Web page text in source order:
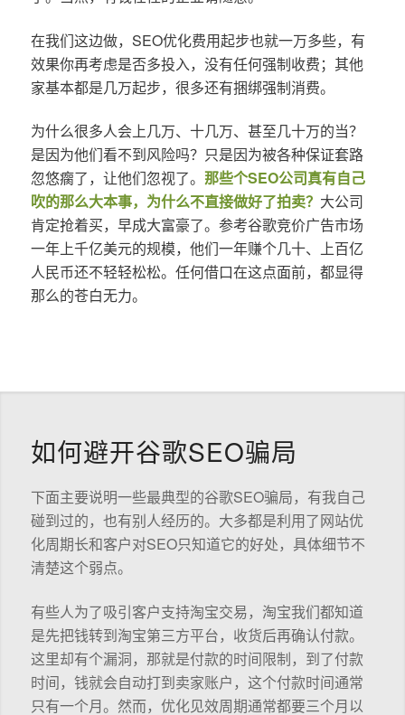
在我们这边做，SEO优化费用起步也就一万多些，有
效果你再考虑是否多投入，没有任何强制收费；其他
家基本都是几万起步，很多还有捆绑强制消费。
为什么很多人会上几万、十几万、甚至几十万的当？
是因为他们看不到风险吗？只是因为被各种保证套路
忽悠瘸了，让他们忽视了。 那些个SEO公司真有自己
吹的那么大本事，为什么不直接做好了拍卖？ 大公司
肯定抢着买，早成大富豪了。参考谷歌竞价广告市场
一年上千亿美元的规模，他们一年赚个几十、上百亿
人民币还不轻轻松松。任何借口在这点面前，都显得
那么的苍白无力。
如何避开谷歌SEO骗局
下面主要说明一些最典型的谷歌SEO骗局，有我自己
碰到过的，也有别人经历的。大多都是利用了网站优
化周期长和客户对SEO只知道它的好处，具体细节不
清楚这个弱点。
有些人为了吸引客户支持淘宝交易，淘宝我们都知道
是先把钱转到淘宝第三方平台，收货后再确认付款。
这里却有个漏洞，那就是付款的时间限制，到了付款
时间，钱就会自动打到卖家账户，这个付款时间通常
只有一个月。然而，优化见效周期通常都要三个月以